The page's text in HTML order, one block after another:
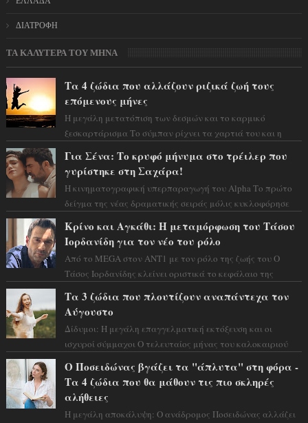
ΔΙΑΤΡΟΦΗ
ΤΑ ΚΑΛΥΤΕΡΑ ΤΟΥ ΜΗΝΑ
Τα 4 ζώδια που αλλάζουν ριζικά ζωή τους
επόμενους μήνες
Η μεγάλη μετατόπιση των δεσμών και το καρμικό
ξεσκαρτάρισμα Το σύμπαν ρίχνει τα χαρτιά του και η
Για Σένα: Το κρυφό μήνυμα στο τρέιλερ που
γυρίστηκε στη Σαχάρα!
Η κινηματογραφική υπερπαραγωγή του Alpha Το πρώτο
δείγμα της νέας δραματικής σειράς μόλις κυκλοφόρησε
Κρίνο και Αγκάθι: Η μεταμόρφωση του Τάσου
Ιορδανίδη για τον νέο του ρόλο
Από το MEGA στον ΑΝΤ1 με τον ρόλο της ζωής του Ο
Τάσος Ιορδανίδης κλείνει οριστικά το κεφάλαιο της
Τα 3 ζώδια που πλουτίζουν αναπάντεχα τον
Αύγουστο
Δίδυμοι: Η μεγάλη επαγγελματική εκτόξευση και οι
ισχυροί σύμμαχοι Ο τελευταίος μήνας του καλοκαιριού
Ο Ποσειδώνας βγάζει τα "άπλυτα" στη φόρα -
Τα 4 ζώδια που θα μάθουν τις πιο σκληρές
αλήθειες
Η μεγάλη αποκάλυψη: Ο ανάδρομος Ποσειδώνας αλλάζει